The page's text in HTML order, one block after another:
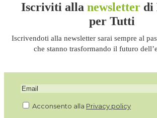
Iscriviti allanewsletter di
per Tutti
Iscrivendoti alla newsletter sarai sempre al
che stanno trasformando il futuro
Acconsento alla Privacy policy